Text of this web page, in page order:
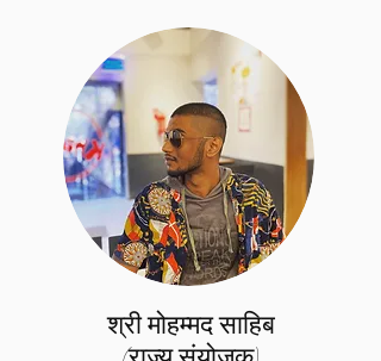
श्री मोहम्मद साहिब